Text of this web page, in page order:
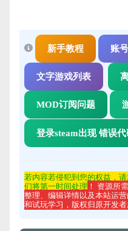
新手教程 账
文字游戏列表
MOD订阅问题
登录steam出现 错误代
若内容若侵犯到您的权益，
们将第一时间处理 ！ 资源所
整理、编辑详情以及本站运
和试玩学习，版权归原开发者